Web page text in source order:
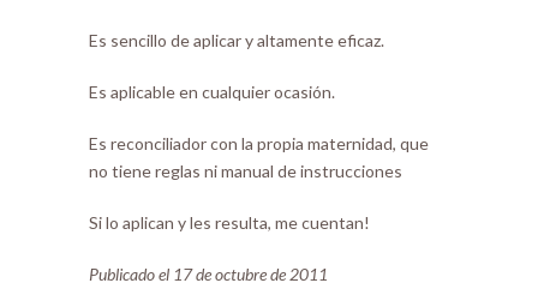
Es sencillo de aplicar y altamente eficaz.
Es aplicable en cualquier ocasión.
Es reconciliador con la propia maternidad, que
no tiene reglas ni manual de instrucciones
Si lo aplican y les resulta, me cuentan!
Publicado el 17 de octubre de 2011